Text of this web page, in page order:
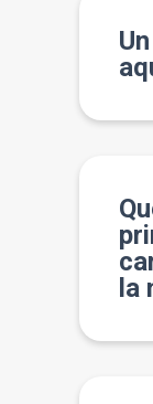
la